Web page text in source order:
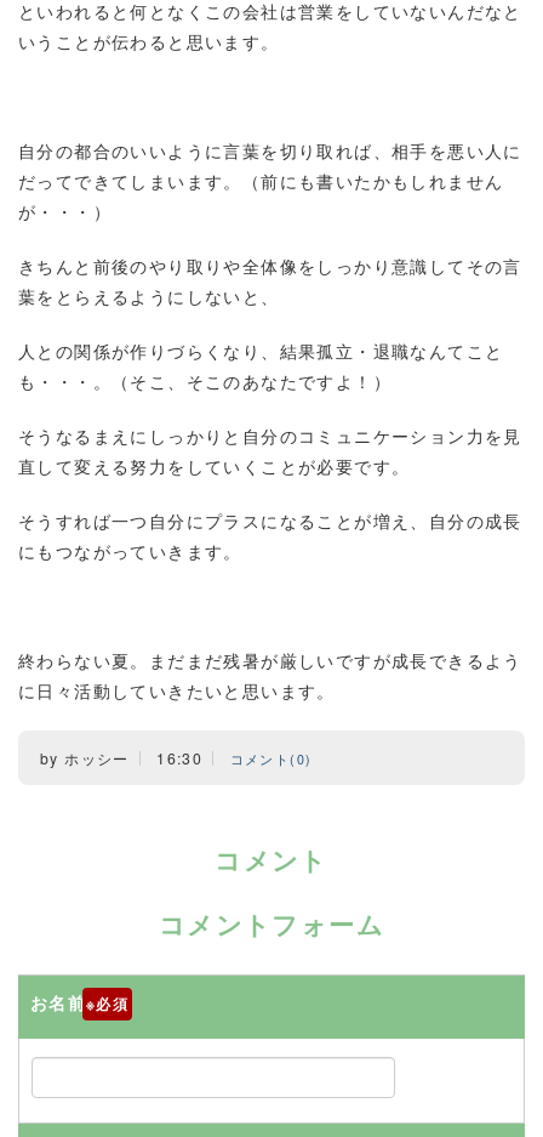
といわれると何となくこの会社は営業をしていないんだなと
いうことが伝わると思います。
自分の都合のいいように言葉を切り取れば、相手を悪い人に
だってできてしまいます。（前にも書いたかもしれません
が・・・）
きちんと前後のやり取りや全体像をしっかり意識してその言
葉をとらえるようにしないと、
人との関係が作りづらくなり、結果孤立・退職なんてこと
も・・・。（そこ、そこのあなたですよ！）
そうなるまえにしっかりと自分のコミュニケーション力を見
直して変える努力をしていくことが必要です。
そうすれば一つ自分にプラスになることが増え、自分の成長
にもつながっていきます。
終わらない夏。まだまだ残暑が厳しいですが成長できるよう
に日々活動していきたいと思います。
by ホッシー 16:30 コメント(0)
コメント
コメントフォーム
お名前※